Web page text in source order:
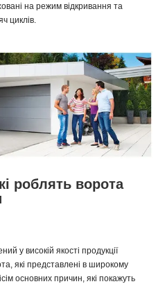
на режим відкривання та
циклів.
роблять ворота
у високій якості продукції
які представлені в широкому
основних причин, які покажуть